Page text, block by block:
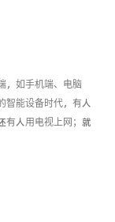
，如手机端、电脑
智能设备时代，有人
有人用电视上网；就